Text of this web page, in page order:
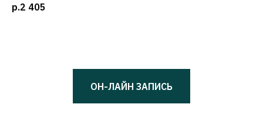
р.2 405
ОН-ЛАЙН ЗАПИСЬ